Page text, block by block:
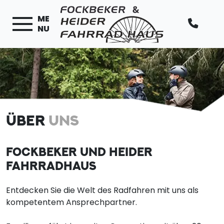
ME
NU
ÜBER UNS
FOCKBEKER UND HEIDER
FAHRRADHAUS
Entdecken Sie die Welt des Radfahren mit uns als
kompetentem Ansprechpartner.